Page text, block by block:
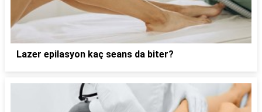
Lazer epilasyon kaç seans da biter?